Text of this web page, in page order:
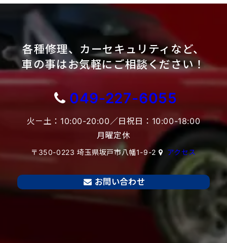
各種修理、カーセキュリティなど、
車の事はお気軽にご相談ください！
049-227-6055
火－土：10:00-20:00／日祝日：10:00-18:00
月曜定休
〒350-0223 埼玉県坂戸市八幡1-9-2 アクセス
お問い合わせ